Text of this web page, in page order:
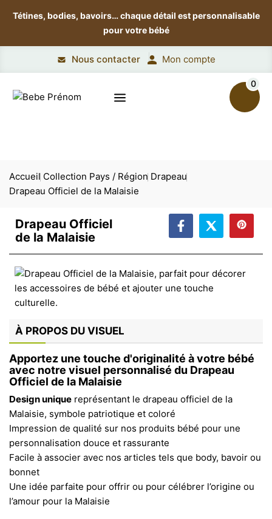
Tétines, bodies, bavoirs…chaque détail est personnalisable
pour votre bébé
Nous contacter Mon compte
0
Accueil Collection Pays / Région Drapeau
Drapeau Officiel de la Malaisie
Drapeau Officiel
de la Malaisie
À PROPOS DU VISUEL
Apportez une touche d'originalité à votre bébé
avec notre visuel personnalisé du Drapeau
Officiel de la Malaisie
Design unique représentant le drapeau officiel de la
Malaisie, symbole patriotique et coloré
Impression de qualité sur nos produits bébé pour une
personnalisation douce et rassurante
Facile à associer avec nos articles tels que body, bavoir ou
bonnet
Une idée parfaite pour offrir ou pour célébrer l’origine ou
l’amour pour la Malaisie